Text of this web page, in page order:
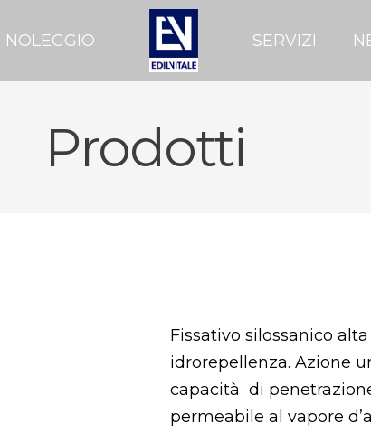
NOLEGGIO SERVIZI
Prodotti
Fissativo silossanico
idrorepellenza. Azione
capacità di
permeabile al vapore